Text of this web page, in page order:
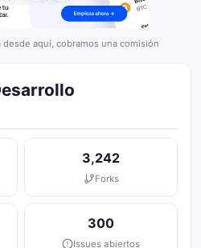
desde aquí, cobramos una comisión
3,242
Forks
300
Issues abiertos